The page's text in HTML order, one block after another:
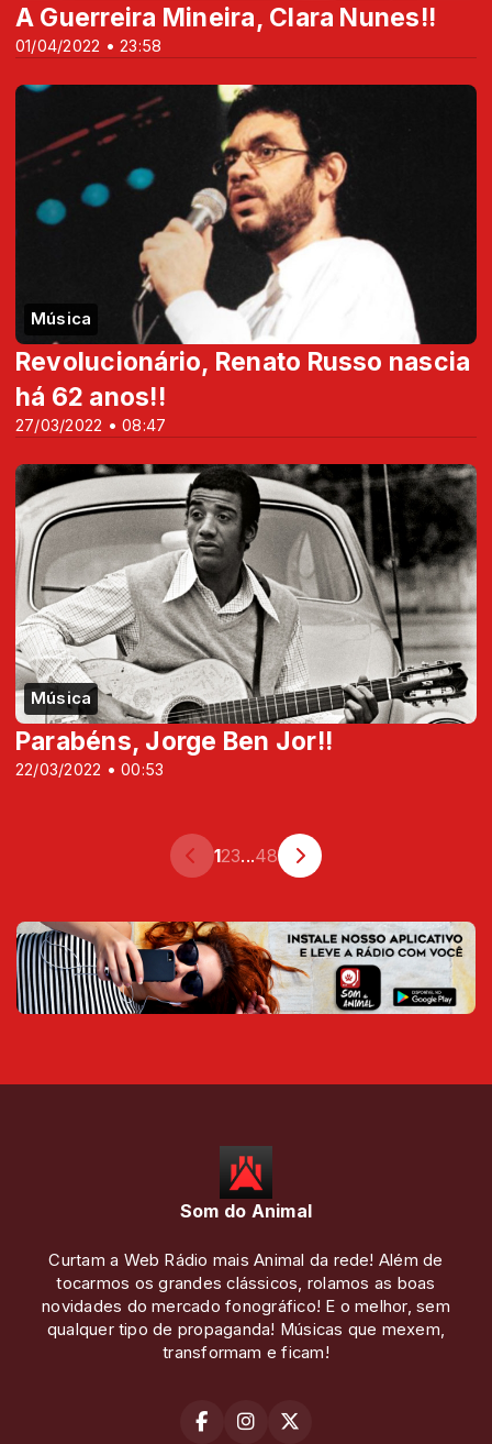
01/04/2022 • 23:58
A Guerreira Mineira, Clara Nunes!!
Música
27/03/2022 • 08:47
Revolucionário, Renato Russo nascia
há 62 anos!!
Música
22/03/2022 • 00:53
Parabéns, Jorge Ben Jor!!
123...48
Som do Animal
Curtam a Web Rádio mais Animal da rede! Além de
tocarmos os grandes clássicos, rolamos as boas
novidades do mercado fonográfico! E o melhor, sem
qualquer tipo de propaganda! Músicas que mexem,
transformam e ficam!